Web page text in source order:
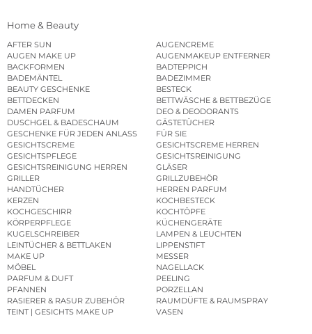
Home & Beauty
AFTER SUN
AUGENCREME
AUGEN MAKE UP
AUGENMAKEUP ENTFERNER
BACKFORMEN
BADTEPPICH
BADEMÄNTEL
BADEZIMMER
BEAUTY GESCHENKE
BESTECK
BETTDECKEN
BETTWÄSCHE & BETTBEZÜGE
DAMEN PARFUM
DEO & DEODORANTS
DUSCHGEL & BADESCHAUM
GÄSTETÜCHER
GESCHENKE FÜR JEDEN ANLASS
FÜR SIE
GESICHTSCREME
GESICHTSCREME HERREN
GESICHTSPFLEGE
GESICHTSREINIGUNG
GESICHTSREINIGUNG HERREN
GLÄSER
GRILLER
GRILLZUBEHÖR
HANDTÜCHER
HERREN PARFUM
KERZEN
KOCHBESTECK
KOCHGESCHIRR
KOCHTÖPFE
KÖRPERPFLEGE
KÜCHENGERÄTE
KUGELSCHREIBER
LAMPEN & LEUCHTEN
LEINTÜCHER & BETTLAKEN
LIPPENSTIFT
MAKE UP
MESSER
MÖBEL
NAGELLACK
PARFUM & DUFT
PEELING
PFANNEN
PORZELLAN
RASIERER & RASUR ZUBEHÖR
RAUMDÜFTE & RAUMSPRAY
TEINT | GESICHTS MAKE UP
VASEN